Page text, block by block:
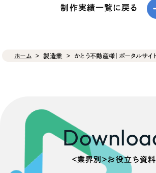
制作実績一覧に戻る
ホーム 製造業 かとう不動産様｜ポータルサイ
＜業界別＞お役立ち資料